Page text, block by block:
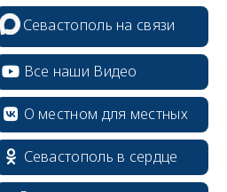
Севастополь на связи
Все наши Видео
О местном для местных
Севастополь в сердце